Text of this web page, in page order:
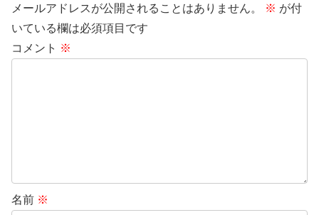
メールアドレスが公開されることはありません。 ※ が付
いている欄は必須項目です
コメント ※
名前 ※